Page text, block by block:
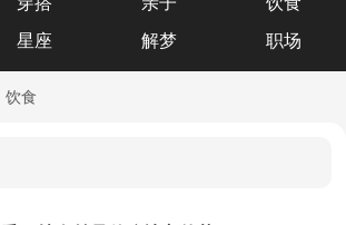
星座 解梦 职场
饮食